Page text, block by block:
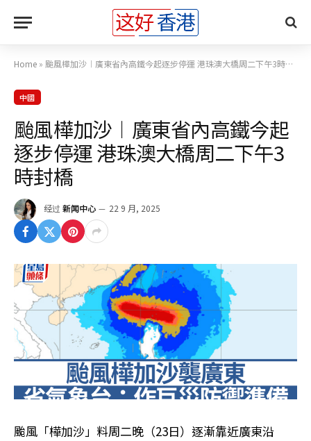
Home » 颱風樺加沙︱廣東省內高鐵今起逐步停運 港珠澳大橋周二下午3時封橋
中國
颱風樺加沙︱廣東省內高鐵今起
逐步停運 港珠澳大橋周二下午3
時封橋
经过 新闻中心 22 9 月, 2025
颱風「樺加沙」料周二晚（23日）逐漸靠近廣東沿